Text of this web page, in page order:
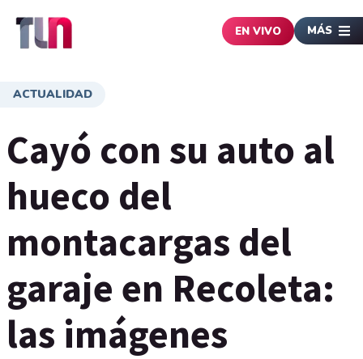
EN VIVO MÁS
ACTUALIDAD
Cayó con su auto al
hueco del
montacargas del
garaje en Recoleta:
las imágenes